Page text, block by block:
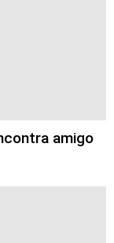
amigo